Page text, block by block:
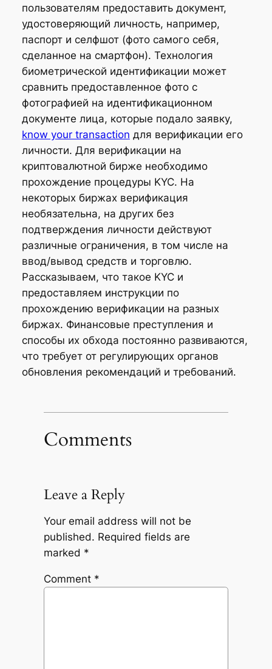
пользователям предоставить документ,
удостоверяющий личность, например,
паспорт и селфшот (фото самого себя,
сделанное на смартфон). Технология
биометрической идентификации может
сравнить предоставленное фото с
фотографией на идентификационном
документе лица, которые подало заявку,
know your transaction для верификации его
личности. Для верификации на
криптовалютной бирже необходимо
прохождение процедуры KYC. На
некоторых биржах верификация
необязательна, на других без
подтверждения личности действуют
различные ограничения, в том числе на
ввод/вывод средств и торговлю.
Рассказываем, что такое KYC и
предоставляем инструкции по
прохождению верификации на разных
биржах. Финансовые преступления и
способы их обхода постоянно развиваются,
что требует от регулирующих органов
обновления рекомендаций и требований.
Comments
Leave a Reply
Your email address will not be
published. Required fields are
marked *
Comment *